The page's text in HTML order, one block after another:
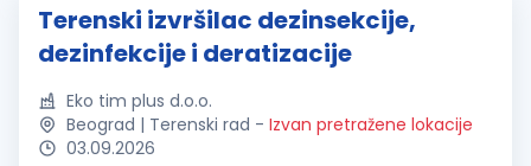
Terenski izvršilac dezinsekcije,
dezinfekcije i deratizacije
Eko tim plus d.o.o.
Beograd | Terenski rad - Izvan pretražene lokacije
03.09.2026